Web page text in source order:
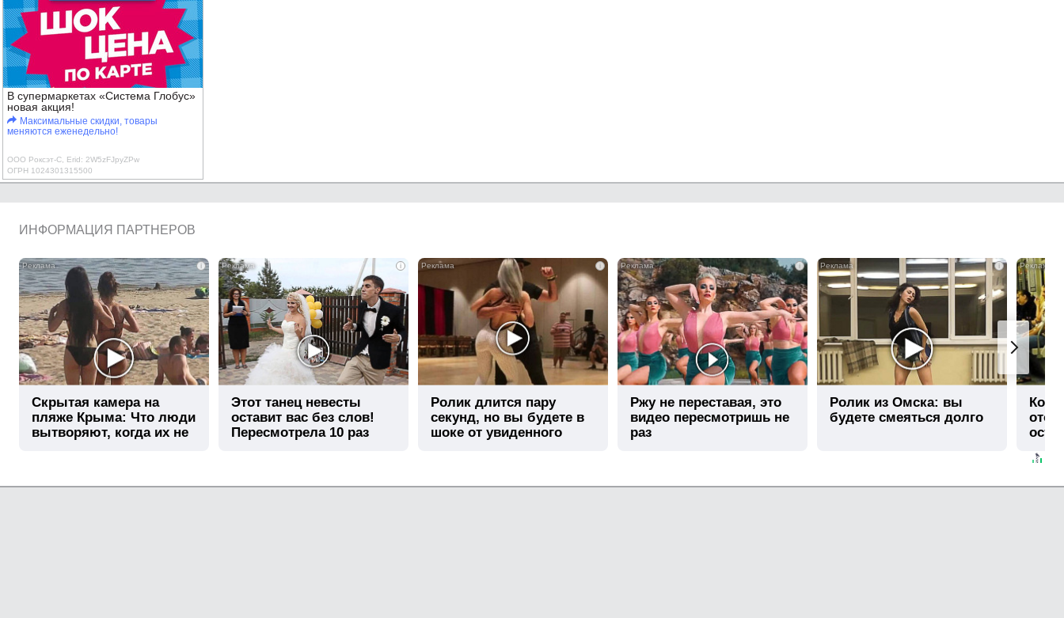
В супермаркетах «Система Глобус»
новая акция!
Максимальные скидки, товары
меняются еженедельно!
ООО Роксэт-С, Erid: 2W5zFJpyZPw
ОГРН 1024301315500
ИНФОРМАЦИЯ ПАРТНЕРОВ
i
Скрытая камера на
пляже Крыма: Что люди
вытворяют, когда их не
i
Этот танец невесты
оставит вас без слов!
Пересмотрела 10 раз
i
Ролик длится пару
секунд, но вы будете в
шоке от увиденного
i
Ржу не переставая, это
видео пересмотришь не
раз
i
Ролик из Омска: вы
будете смеяться долго